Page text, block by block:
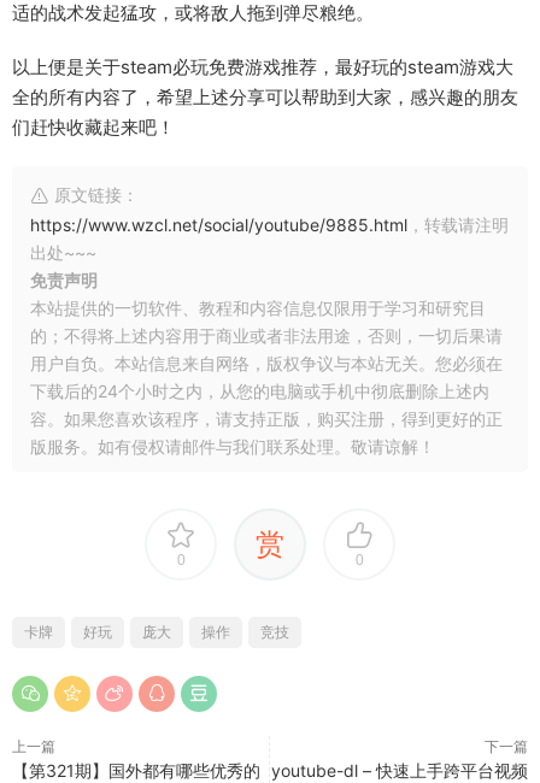
适的战术发起猛攻，或将敌人拖到弹尽粮绝。
以上便是关于steam必玩免费游戏推荐，最好玩的steam游戏大
全的所有内容了，希望上述分享可以帮助到大家，感兴趣的朋友
们赶快收藏起来吧！
原文链接：
https://www.wzcl.net/social/youtube/9885.html ，转载请注明
出处~~~
免责声明
本站提供的一切软件、教程和内容信息仅限用于学习和研究目
的；不得将上述内容用于商业或者非法用途，否则，一切后果请
用户自负。本站信息来自网络，版权争议与本站无关。您必须在
下载后的24个小时之内，从您的电脑或手机中彻底删除上述内
容。如果您喜欢该程序，请支持正版，购买注册，得到更好的正
版服务。如有侵权请邮件与我们联系处理。敬请谅解！
0 赏 0
卡牌 好玩 庞大 操作 竞技
上一篇
【第321期】国外都有哪些优秀的
下一篇
youtube-dl – 快速上手跨平台视频